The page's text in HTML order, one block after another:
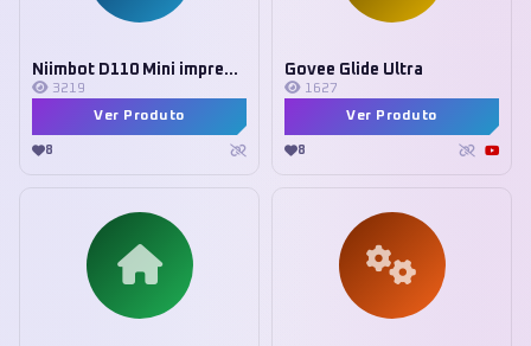
Niimbot D110 Mini impressora
3219
Ver Produto
8
Govee Glide Ultra
1627
Ver Produto
8